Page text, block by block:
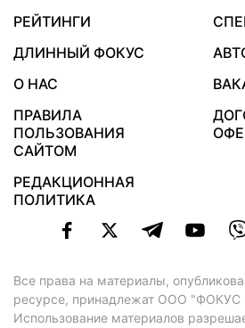
РЕЙТИНГИ
ДЛИННЫЙ ФОКУС
О НАС
ПРАВИЛА
ПОЛЬЗОВАНИЯ
САЙТОМ
РЕДАКЦИОННАЯ
ПОЛИТИКА
Все права на материалы,
ресурсе, принадлежат ООО
Использование материалов